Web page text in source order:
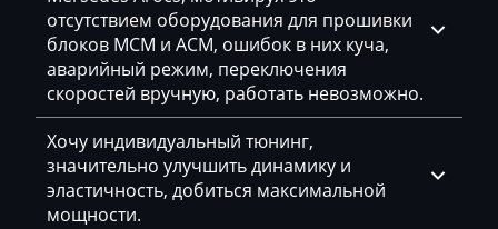
Hawtai
Hidromek
Higer
Hino
Hitachi
отсутствием оборудования для прошивки
блоков MCM и ACM, ошибок в них куча,
аварийный режим, переключения
скоростей вручную, работать невозможно.
Хочу индивидуальный тюнинг,
значительно улучшить динамику и
эластичность, добиться максимальной
мощности.